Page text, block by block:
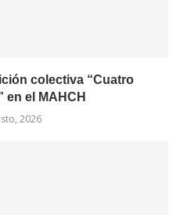
colectiva “Cuatro
en el MAHCH
2026